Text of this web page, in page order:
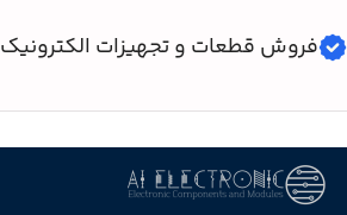
فروش قطعات و تجهیزات الکترونیک